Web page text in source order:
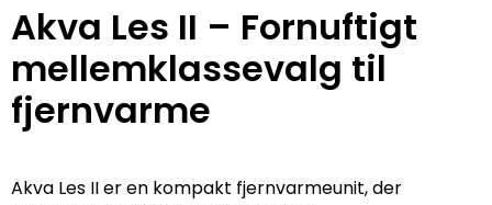
Akva Les II – Fornuftigt
mellemklassevalg til
fjernvarme
Akva Les II er en kompakt fjernvarmeunit, der